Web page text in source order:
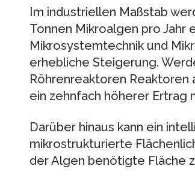
Im industriellen Maßstab
Tonnen Mikroalgen pro
Mikrosystemtechnik und
erhebliche Steigerung.
Röhrenreaktoren
ein zehnfach höherer Ertrag
Darüber hinaus kann ein
mikrostrukturierte
der Algen benötigte Fläche